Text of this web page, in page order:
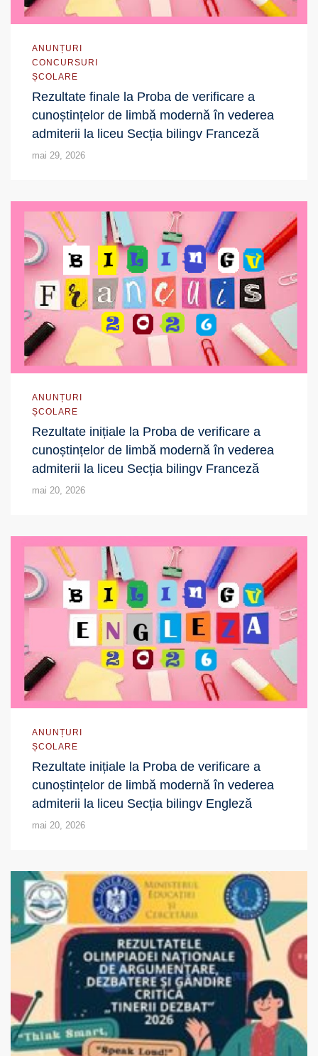
ANUNȚURI
CONCURSURI
ȘCOLARE
Rezultate finale la Proba de verificare a
cunoștințelor de limbă modernă în vederea
admiterii la liceu Secția bilingv Franceză
mai 29, 2026
ANUNȚURI
ȘCOLARE
Rezultate inițiale la Proba de verificare a
cunoștințelor de limbă modernă în vederea
admiterii la liceu Secția bilingv Franceză
mai 20, 2026
ANUNȚURI
ȘCOLARE
Rezultate inițiale la Proba de verificare a
cunoștințelor de limbă modernă în vederea
admiterii la liceu Secția bilingv Engleză
mai 20, 2026